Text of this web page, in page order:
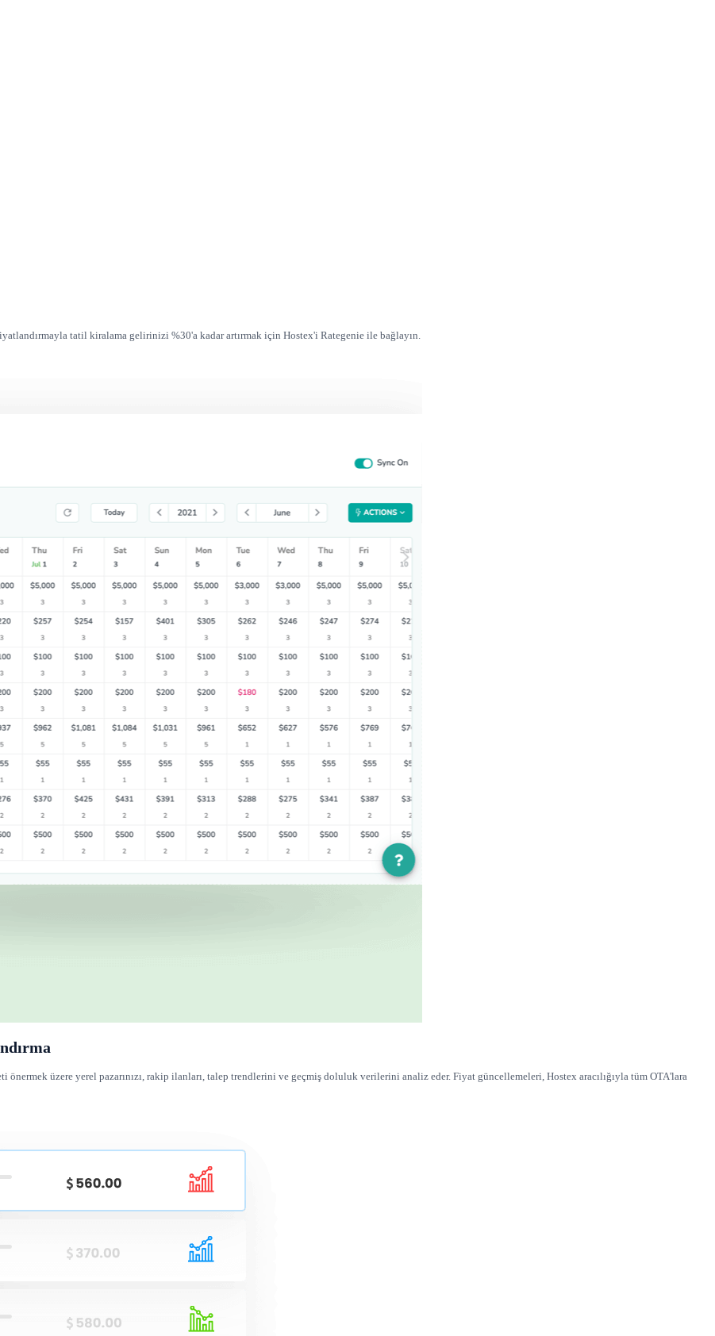
tatil kiralama gelirinizi %30'a kadar artırmak için Hostex'i Rategenie ile bağlayın.
üzere yerel pazarınızı, rakip ilanları, talep trendlerini ve geçmiş doluluk verilerini analiz eder. Fiyat güncellemeleri, Hostex aracılığıyla tüm OTA'lara